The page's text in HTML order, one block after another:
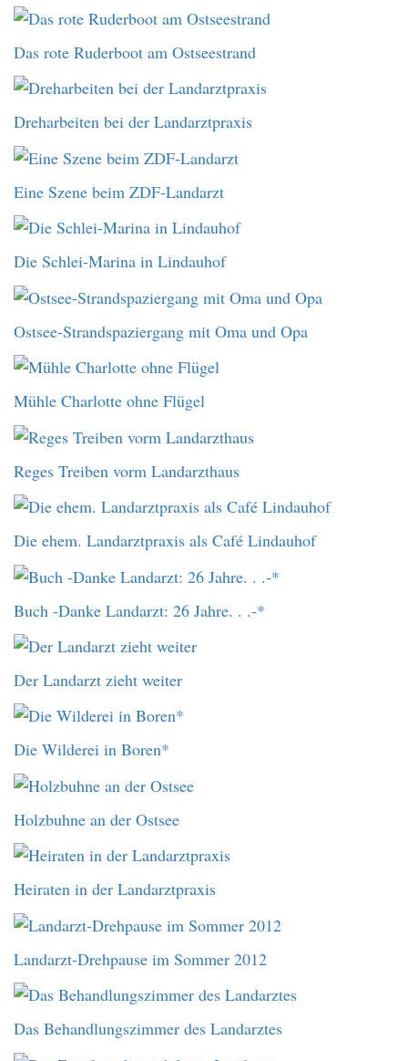
Das rote Ruderboot am Ostseestrand
Dreharbeiten bei der Landarztpraxis
Eine Szene beim ZDF-Landarzt
Die Schlei-Marina in Lindauhof
Ostsee-Strandspaziergang mit Oma und Opa
Mühle Charlotte ohne Flügel
Reges Treiben vorm Landarzthaus
Die ehem. Landarztpraxis als Café Lindauhof
Buch -Danke Landarzt: 26 Jahre. . .-*
Der Landarzt zieht weiter
Die Wilderei in Boren*
Holzbuhne an der Ostsee
Heiraten in der Landarztpraxis
Landarzt-Drehpause im Sommer 2012
Das Behandlungszimmer des Landarztes